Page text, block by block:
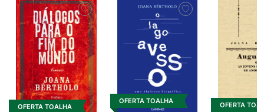
OFERTA TOALHA
OFERTA TOALHA
OFERTA